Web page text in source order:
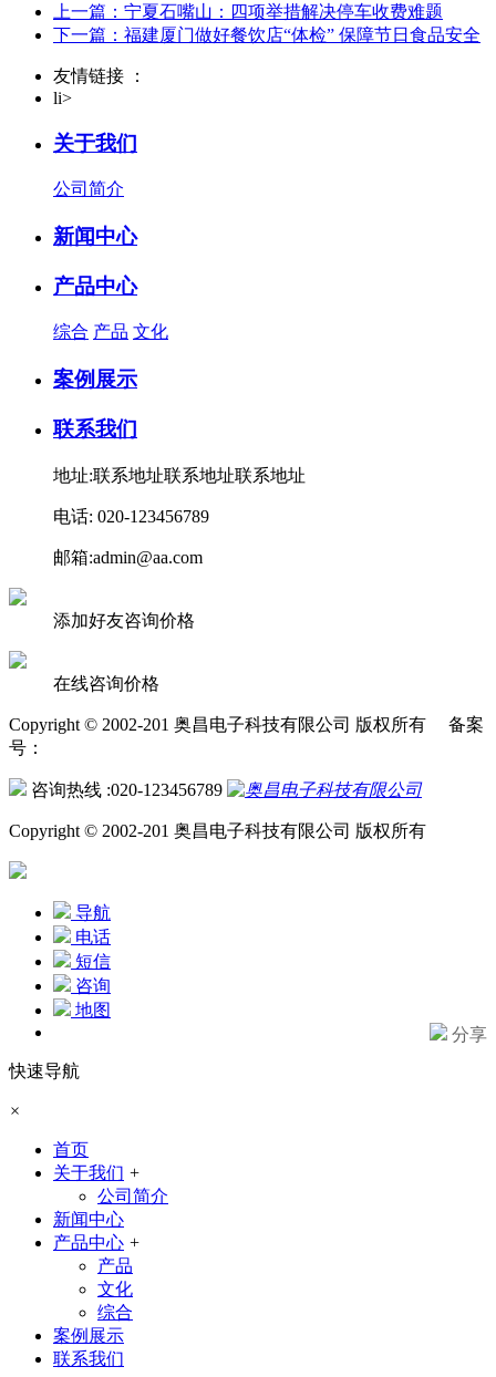
上一篇：宁夏石嘴山：四项举措解决停车收费难题
下一篇：福建厦门做好餐饮店“体检” 保障节日食品安全
友情链接 ：
li>
关于我们
公司简介
新闻中心
产品中心
综合 产品 文化
案例展示
联系我们
地址:联系地址联系地址联系地址
电话: 020-123456789
邮箱:admin@aa.com
添加好友咨询价格
在线咨询价格
Copyright © 2002-201 奥昌电子科技有限公司 版权所有 备案
号：
咨询热线 :020-123456789
Copyright © 2002-201 奥昌电子科技有限公司 版权所有
导航
电话
短信
咨询
地图
分享
快速导航
×
首页
关于我们 +
公司简介
新闻中心
产品中心 +
产品
文化
综合
案例展示
联系我们